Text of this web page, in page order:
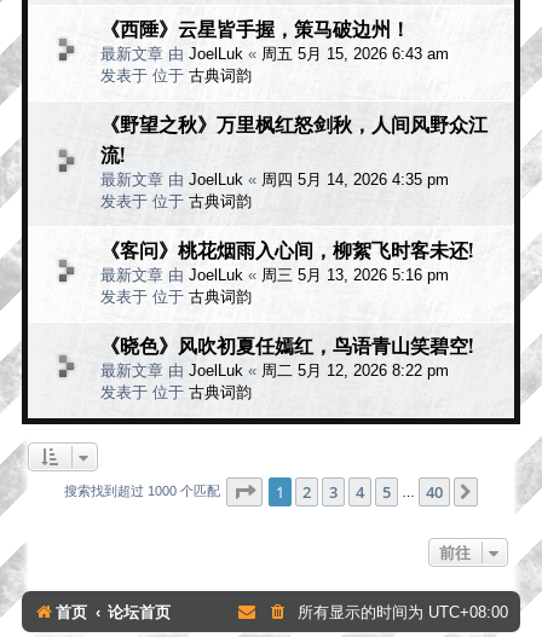
《西陲》云星皆手握，策马破边州！
最新文章 由 JoelLuk « 周五 5月 15, 2026 6:43 am
发表于 位于 古典词韵
《野望之秋》万里枫红怒剑秋，人间风野众江
流!
最新文章 由 JoelLuk « 周四 5月 14, 2026 4:35 pm
发表于 位于 古典词韵
《客问》桃花烟雨入心间，柳絮飞时客未还!
最新文章 由 JoelLuk « 周三 5月 13, 2026 5:16 pm
发表于 位于 古典词韵
《晓色》风吹初夏任嫣红，鸟语青山笑碧空!
最新文章 由 JoelLuk « 周二 5月 12, 2026 8:22 pm
发表于 位于 古典词韵
搜索找到超过 1000 个匹配 分页：1 40
1 2 3 4 5 40
前往
首页 论坛首页 所有显示的时间为 UTC+08:00